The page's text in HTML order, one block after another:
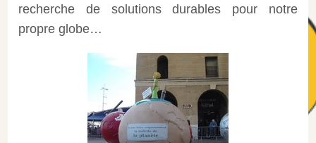
recherche de solutions durables pour notre
propre globe…